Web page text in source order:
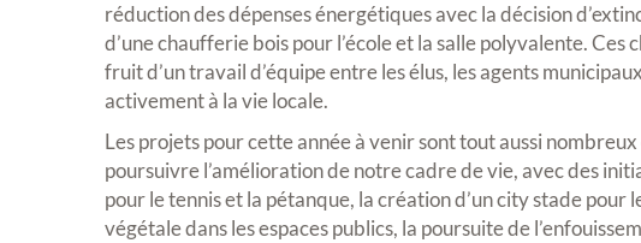
réduction des dépenses énergétiques avec la décision
d’une chaufferie bois pour l’école et la salle polyvalente.
fruit d’un travail d’équipe entre les élus, les agents
activement à la vie locale.
Les projets pour cette année à venir sont tout aussi
poursuivre l’amélioration de notre cadre de vie, avec des
pour le tennis et la pétanque, la création d’un city stade pour
végétale dans les espaces publics, la poursuite de